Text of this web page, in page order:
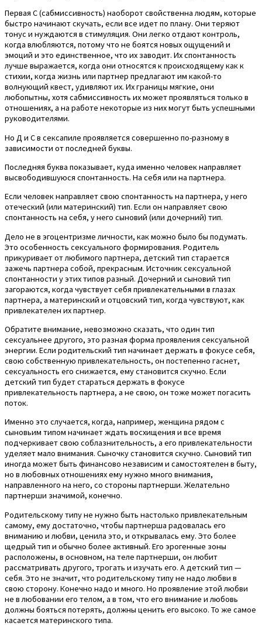
Первая С (сабмиссивность) наоборот свойственна людям, которые
быстро начинают скучать, если все идет по плану. Они теряют
тонус и нуждаются в стимуляция. Они легко отдают контроль,
когда влюбляются, потому что не боятся новых ощущений и
эмоций и это единственное, что их заводит. Их спонтанность
лучше выражается, когда они относятся к происходящему как к
стихии, когда жизнь или партнер предлагают им какой-то
волнующий квест, удивляют их. Их границы мягкие, они
любопытны, хотя сабмиссивность их может проявляться только в
отношениях, а на работе некоторые из них могут быть успешными
руководителями.
Но Д и С в сексапиле проявляется совершенно по-разному в
зависимости от последней буквы.
Последняя буква показывает, куда именно человек направляет
высвободившуюся спонтанность. На себя или на партнера.
Если человек направляет свою спонтанность на партнера, у него
отеческий (или материнский) тип. Если он направляет свою
спонтанность на себя, у него сыновий (или дочерний) тип.
Дело не в эгоцентризме личности, как можно было бы подумать.
Это особенность сексуального формирования. Родитель
прикуривает от любимого партнера, детский тип старается
зажечь партнера собой, прекрасным. Источник сексуальной
спонтанности у этих типов разный. Дочерний и сыновий тип
загораются, когда чувствует себя привлекательными в глазах
партнера, а материнский и отцовский тип, когда чувствуют, как
привлекателен их партнер.
Обратите внимание, невозможно сказать, что один тип
сексуальнее другого, это разная форма проявления сексуальной
энергии. Если родительский тип начинает держать в фокусе себя,
свою собственную привлекательность, он постепенно гаснет,
сексуальность его снижается, ему становится скучно. Если
детский тип будет стараться держать в фокусе
привлекательность партнера, а не свою, он тоже может погасить
поток.
Именно это случается, когда, например, женщина рядом с
сыновьим типом начинает ждать восхищения и все время
подчеркивает свою соблазнительность, а его привлекательности
уделяет мало внимания. Сыночку становится скучно. Сыновий тип
иногда может быть финансово независим и самостоятелен в быту,
но в любовных отношениях ему нужно много внимания,
направленного на него, со стороны партнерши. Желательно
партнерши значимой, конечно.
Родительскому типу не нужно быть настолько привлекательным
самому, ему достаточно, чтобы партнерша радовалась его
вниманию и любви, ценила это, и открывалась ему. Это более
щедрый тип и обычно более активный. Его эрогенные зоны
расположены, в основном, на теле партнерши, он любит
рассматривать другого, трогать и изучать его. А детский тип —
себя. Это не значит, что родительскому типу не надо любви в
свою сторону. Конечно надо и много. Но проявление этой любви
не в любовании его телом, а в том, что его внимание и любовь
должны бояться потерять, должны ценить его высоко. То же самое
касается материнского типа.